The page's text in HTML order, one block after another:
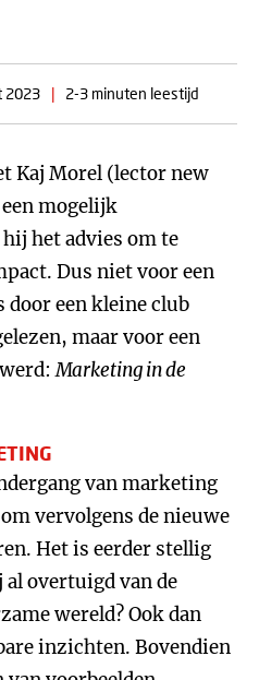
2023 | 2-3 minuten leestijd
Kaj Morel (lector new
mogelijk
het advies om te
Dus niet voor een
een kleine club
maar voor een
Marketing in de
van marketing
vervolgens de nieuwe
Het is eerder stellig
overtuigd van de
wereld? Ook dan
inzichten. Bovendien